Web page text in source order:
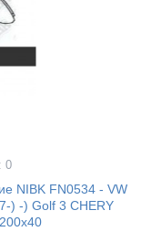
0
NIBK FN0534 - VW
) -) Golf 3 CHERY